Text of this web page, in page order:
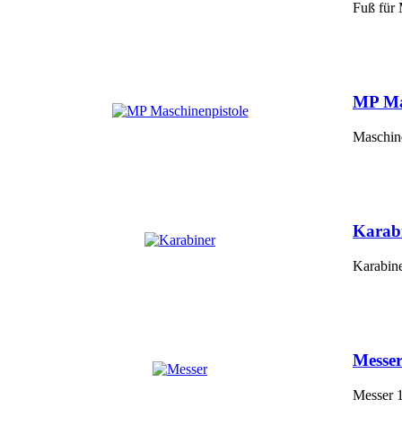
Fuß für
MP
Messer
Messer